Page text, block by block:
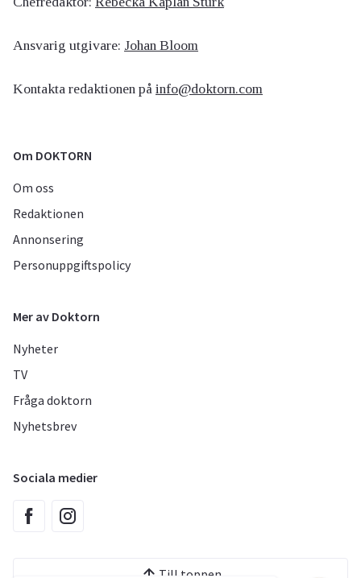
Ansvarig utgivare: Johan Bloom
Kontakta redaktionen på info@doktorn.com
Om DOKTORN
Om oss
Redaktionen
Annonsering
Personuppgiftspolicy
Mer av Doktorn
Nyheter
TV
Fråga doktorn
Nyhetsbrev
Sociala medier
Till toppen